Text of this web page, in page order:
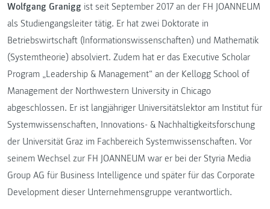
Wolfgang Granigg ist seit September 2017 an der FH JOANNEUM
als Studiengangsleiter tätig. Er hat zwei Doktorate in
Betriebswirtschaft (Informationswissenschaften) und Mathematik
(Systemtheorie) absolviert. Zudem hat er das Executive Scholar
Program „Leadership & Management“ an der Kellogg School of
Management der Northwestern University in Chicago
abgeschlossen. Er ist langjähriger Universitätslektor am Institut für
Systemwissenschaften, Innovations- & Nachhaltigkeitsforschung
der Universität Graz im Fachbereich Systemwissenschaften. Vor
seinem Wechsel zur FH JOANNEUM war er bei der Styria Media
Group AG für Business Intelligence und später für das Corporate
Development dieser Unternehmensgruppe verantwortlich.